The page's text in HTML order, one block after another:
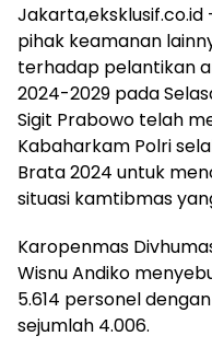
pihak keamanan
terhadap pelantikan
2024-2029 pada
Sigit Prabowo telah
Kabaharkam Polri
Brata 2024 untuk
situasi kamtibmas
Karopenmas
Wisnu Andiko
5.614 personel
sejumlah 4.006.